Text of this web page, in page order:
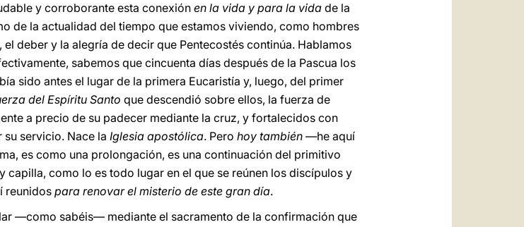
y corroborante esta conexión en la vida y para la vida de la
de la actualidad del tiempo que estamos viviendo, como hombres
deber y la alegría de decir que Pentecostés continúa. Hablamos
sabemos que cincuenta días después de la Pascua los
sido antes el lugar de la primera Eucaristía y, luego, del primer
del Espíritu Santo que descendió sobre ellos, la fuerza de
a precio de su padecer mediante la cruz, y fortalecidos con
su servicio. Nace la Iglesia apostólica. Pero hoy también —he aquí
es como una prolongación, es una continuación del primitivo
como lo es todo lugar en el que se reúnen los discípulos y
reunidos para renovar el misterio de este gran día.
—como sabéis— mediante el sacramento de la confirmación que